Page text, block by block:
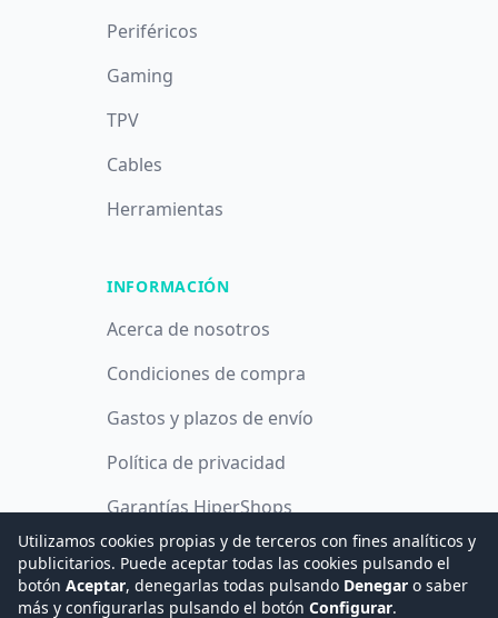
Periféricos
Gaming
TPV
Cables
Herramientas
INFORMACIÓN
Acerca de nosotros
Condiciones de compra
Gastos y plazos de envío
Política de privacidad
Garantías HiperShops
Política de cookies
Utilizamos cookies propias y de terceros con fines analíticos y
publicitarios. Puede aceptar todas las cookies pulsando el
botón Aceptar, denegarlas todas pulsando Denegar o saber
más y configurarlas pulsando el botón Configurar.